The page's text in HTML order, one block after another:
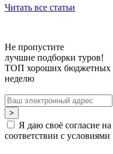
Читать все статьи
Не пропустите
лучшие подборки туров!
ТОП хороших бюджетных
неделю
Я даю своё согласие
соответствии с условиями